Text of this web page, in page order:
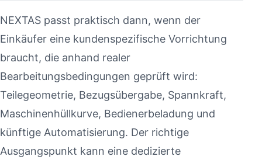
NEXTAS passt praktisch dann, wenn der
Einkäufer eine kundenspezifische Vorrichtung
braucht, die anhand realer
Bearbeitungsbedingungen geprüft wird:
Teilegeometrie, Bezugsübergabe, Spannkraft,
Maschinenhüllkurve, Bedienerbeladung und
künftige Automatisierung. Der richtige
Ausgangspunkt kann eine dedizierte